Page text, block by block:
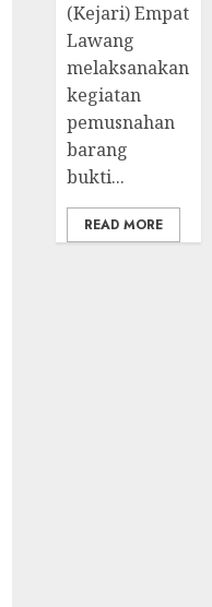
(Kejari) Empat
Lawang
melaksanakan
kegiatan
pemusnahan
barang
bukti...
READ MORE